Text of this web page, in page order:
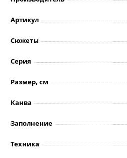
Артикул
Сюжеты
Серия
Размер, см
Канва
Заполнение
Техника